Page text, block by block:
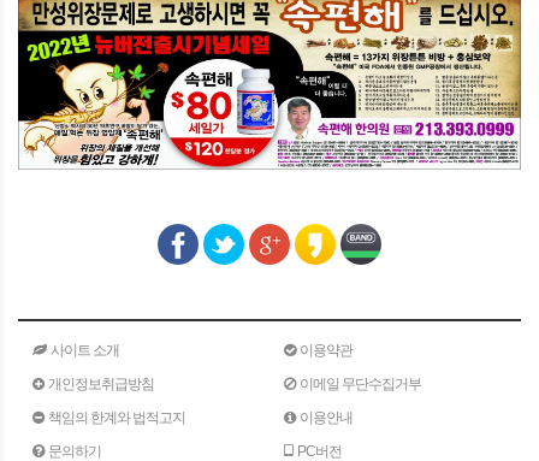
사이트 소개
이용약관
개인정보취급방침
이메일 무단수집거부
책임의 한계와 법적고지
이용안내
문의하기
PC버전